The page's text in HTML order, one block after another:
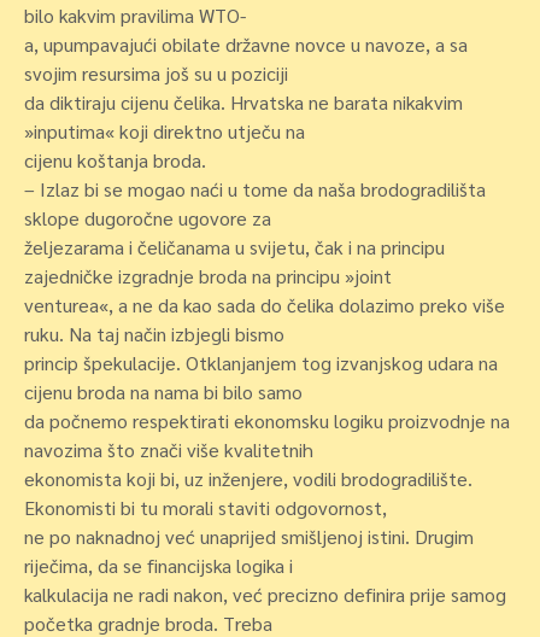
bilo kakvim pravilima WTO-
a, upumpavajući obilate državne novce u navoze, a sa
svojim resursima još su u poziciji
da diktiraju cijenu čelika. Hrvatska ne barata nikakvim
»inputima« koji direktno utječu na
cijenu koštanja broda.
– Izlaz bi se mogao naći u tome da naša brodogradilišta
sklope dugoročne ugovore za
željezarama i čeličanama u svijetu, čak i na principu
zajedničke izgradnje broda na principu »joint
venturea«, a ne da kao sada do čelika dolazimo preko više
ruku. Na taj način izbjegli bismo
princip špekulacije. Otklanjanjem tog izvanjskog udara na
cijenu broda na nama bi bilo samo
da počnemo respektirati ekonomsku logiku proizvodnje na
navozima što znači više kvalitetnih
ekonomista koji bi, uz inženjere, vodili brodogradilište.
Ekonomisti bi tu morali staviti odgovornost,
ne po naknadnoj već unaprijed smišljenoj istini. Drugim
riječima, da se financijska logika i
kalkulacija ne radi nakon, već precizno definira prije samog
početka gradnje broda. Treba